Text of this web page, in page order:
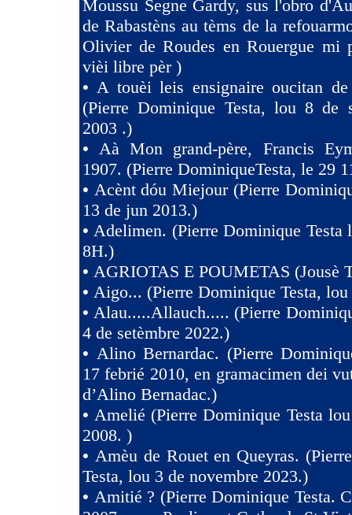
Moussu Segne Gardy, sus l'obro
de Rabastèns au tèms de la
Olivier de Roudes en Rouergue mi
vièi libre pèr )
•A touèi leis ensignaire oucitan
(Pierre Dominique Testa, lou 8 de
2003 .)
•Aà Mon grand-père, Francis
1907. (Pierre DominiqueTesta, le 29
• Acènt dóu Miejour (Pierre
13 de jun 2013.)
•Adelimen. (Pierre Dominique Testa
8H.)
• AGRIOTAS E POUMETAS (Jousè
• Aigo... (Pierre Dominique Testa, lou
•Alau.....Allauch..... (Pierre
4 de setèmbre 2022.)
• Alino Bernardac. (Pierre
17 febrié 2010, en gramacimen dei
d’Alino Bernadac.)
•Amelié (Pierre Dominique Testa
2008. )
• Amèu de Rouet en Queyras.
Testa, lou 3 de novembre 2023.)
• Amitié ? (Pierre Dominique Testa.